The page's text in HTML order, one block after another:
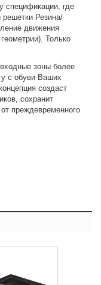
спецификации, где
Резина/
движения
Только
зоны более
с обуви Ваших
создаст
сохранит
преждевременного